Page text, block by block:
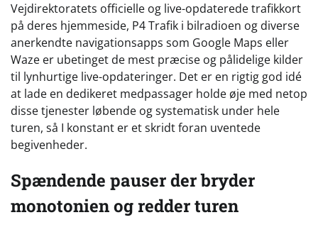
Vejdirektoratets officielle og live-opdaterede trafikkort
på deres hjemmeside, P4 Trafik i bilradioen og diverse
anerkendte navigationsapps som Google Maps eller
Waze er ubetinget de mest præcise og pålidelige kilder
til lynhurtige live-opdateringer. Det er en rigtig god idé
at lade en dedikeret medpassager holde øje med netop
disse tjenester løbende og systematisk under hele
turen, så I konstant er et skridt foran uventede
begivenheder.
Spændende pauser der bryder
monotonien og redder turen